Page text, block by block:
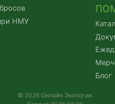
НМУ
Мерч
Блог
© 2026 Онлайн Экология